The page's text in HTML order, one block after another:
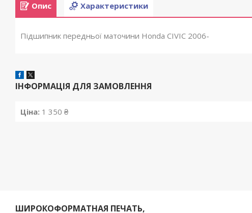
Опис Характеристики
Підшипник передньої маточини Honda CIVIC 2006-
ІНФОРМАЦІЯ ДЛЯ ЗАМОВЛЕННЯ
Ціна: 1 350 ₴
ШИРОКОФОРМАТНАЯ ПЕЧАТЬ,